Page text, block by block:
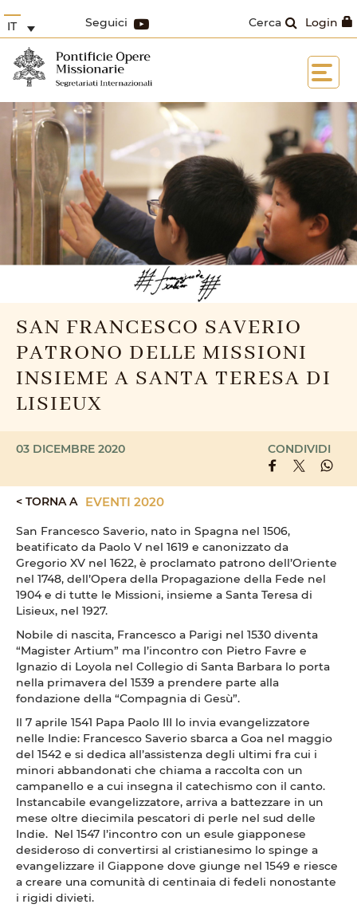
Login
Cerca
Seguici
IT
SAN FRANCESCO SAVERIO
PATRONO DELLE MISSIONI
INSIEME A SANTA TERESA DI
LISIEUX
03 DICEMBRE 2020 CONDIVIDI
< TORNA A EVENTI 2020
San Francesco Saverio, nato in Spagna nel 1506,
beatificato da Paolo V nel 1619 e canonizzato da
Gregorio XV nel 1622, è proclamato patrono dell’Oriente
nel 1748, dell’Opera della Propagazione della Fede nel
1904 e di tutte le Missioni, insieme a Santa Teresa di
Lisieux, nel 1927.
Nobile di nascita, Francesco a Parigi nel 1530 diventa
“Magister Artium” ma l’incontro con Pietro Favre e
Ignazio di Loyola nel Collegio di Santa Barbara lo porta
nella primavera del 1539 a prendere parte alla
fondazione della “Compagnia di Gesù”.
Il 7 aprile 1541 Papa Paolo III lo invia evangelizzatore
nelle Indie: Francesco Saverio sbarca a Goa nel maggio
del 1542 e si dedica all’assistenza degli ultimi fra cui i
minori abbandonati che chiama a raccolta con un
campanello e a cui insegna il catechismo con il canto.
Instancabile evangelizzatore, arriva a battezzare in un
mese oltre diecimila pescatori di perle nel sud delle
Indie. Nel 1547 l’incontro con un esule giapponese
desideroso di convertirsi al cristianesimo lo spinge a
evangelizzare il Giappone dove giunge nel 1549 e riesce
a creare una comunità di centinaia di fedeli nonostante
i rigidi divieti.